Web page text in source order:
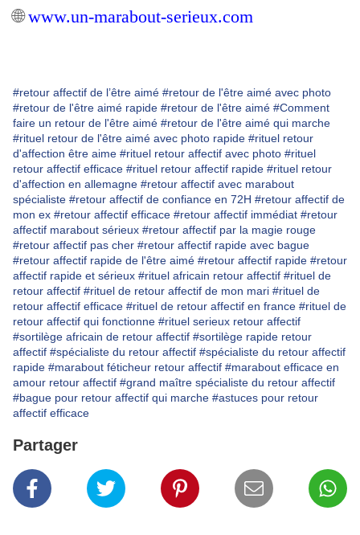
🌐 www.un-marabout-serieux.com
#retour affectif de l’être aimé #retour de l'être aimé avec photo
#retour de l'être aimé rapide #retour de l'être aimé #Comment
faire un retour de l'être aimé #retour de l'être aimé qui marche
#rituel retour de l'être aimé avec photo rapide #rituel retour
d'affection être aime #rituel retour affectif avec photo #rituel
retour affectif efficace #rituel retour affectif rapide #rituel retour
d'affection en allemagne #retour affectif avec marabout
spécialiste #retour affectif de confiance en 72H #retour affectif de
mon ex #retour affectif efficace #retour affectif immédiat #retour
affectif marabout sérieux #retour affectif par la magie rouge
#retour affectif pas cher #retour affectif rapide avec bague
#retour affectif rapide de l'être aimé #retour affectif rapide #retour
affectif rapide et sérieux #rituel africain retour affectif #rituel de
retour affectif #rituel de retour affectif de mon mari #rituel de
retour affectif efficace #rituel de retour affectif en france #rituel de
retour affectif qui fonctionne #rituel serieux retour affectif
#sortilège africain de retour affectif #sortilège rapide retour
affectif #spécialiste du retour affectif #spécialiste du retour affectif
rapide #marabout féticheur retour affectif #marabout efficace en
amour retour affectif #grand maître spécialiste du retour affectif
#bague pour retour affectif qui marche #astuces pour retour
affectif efficace
Partager